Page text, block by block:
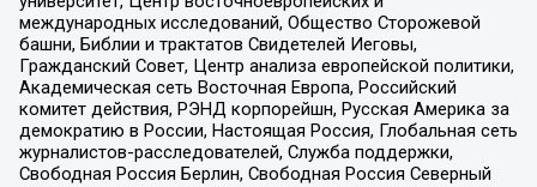
международных исследований, Общество Сторожевой
башни, Библии и трактатов Свидетелей Иеговы,
Гражданский Совет, Центр анализа европейской политики,
Академическая сеть Восточная Европа, Российский
комитет действия, РЭНД корпорейшн, Русская Америка за
демократию в России, Настоящая Россия, Глобальная сеть
журналистов-расследователей, Служба поддержки,
Свободная Россия Берлин, Свободная Россия Северный